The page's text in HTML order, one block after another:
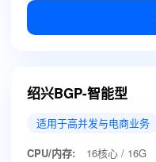
绍兴BGP-智能型
适用于高并发与电商业务
CPU/内存:
16核心 / 16G